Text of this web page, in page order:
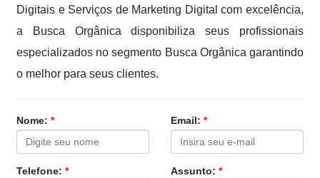
Digitais e Serviços de Marketing Digital com excelência,
a Busca Orgânica disponibiliza seus profissionais
especializados no segmento Busca Orgânica garantindo
o melhor para seus clientes.
Nome:* Email: *
Telefone:* Assunto: *